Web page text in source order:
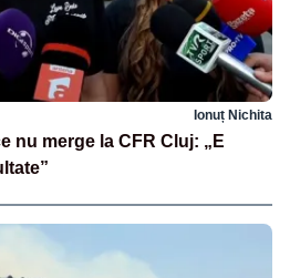
Ionuț Nichita
nu merge la CFR Cluj: „E